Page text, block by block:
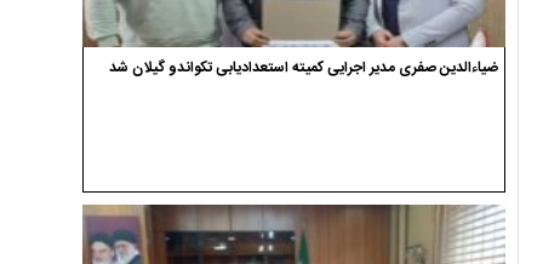
ضیاءالدین صفری مدیر اجرایی کمیته استعدادیابی تکواندو گیلان شد